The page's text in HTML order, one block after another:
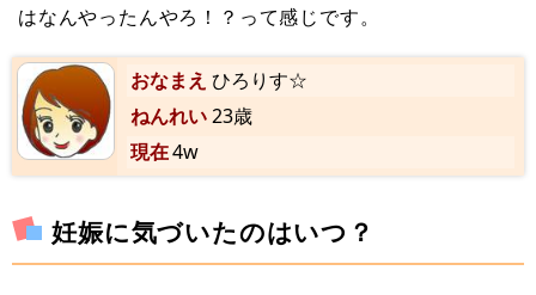
はなんやったんやろ！？って感じです。
おなまえ ひろりす☆
ねんれい23歳
現在4w
妊娠に気づいたのはいつ？